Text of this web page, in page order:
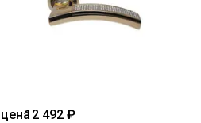
цена12 492 ₽